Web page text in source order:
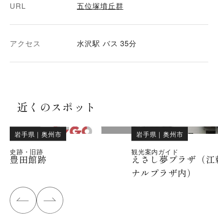
URL 五位塚墳丘群
アクセス 水沢駅 バス 35分
近くのスポット
岩手県 ｜奥州市
史跡・旧跡
豊田館跡
岩手県 ｜奥州市
観光案内ガイド
えさし夢プラザ（
ナルプラザ内）